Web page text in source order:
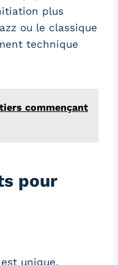
plus
ou le classique
technique
commençant
pour
unique,